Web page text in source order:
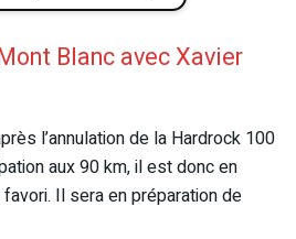
Blanc avec Xavier
l’annulation de la Hardrock 100
aux 90 km, il est donc en
Il sera en préparation de